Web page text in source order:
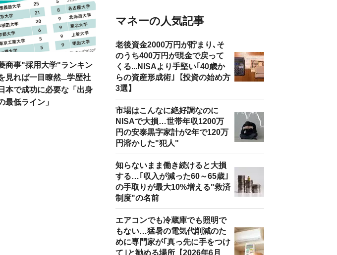
商事"採用大学"ランキン
見れば一目瞭然...学歴社
本で成功に必要な「出身
最低ライン」
マネーの人気記事
老後資金2000万円が貯まり､そ
のうち400万円が現金で戻って
くる...NISAより手堅い｢40歳か
らの資産形成術｣【投資の始め方
3選】
市場はこんなに絶好調なのに
NISAで大損…世帯年収1200万
円の安泰黒字家計が2年で120万
円溶かした"犯人"
知らないまま働き続けると大損
する…｢収入が減った60～65歳｣
の手取りが最大10%増える"救済
制度"の名前
エアコンでも冷蔵庫でも照明で
もない…猛暑の電気代削減のた
めに専門家が｢真っ先に手をつけ
て｣と勧める場所【2026年6月